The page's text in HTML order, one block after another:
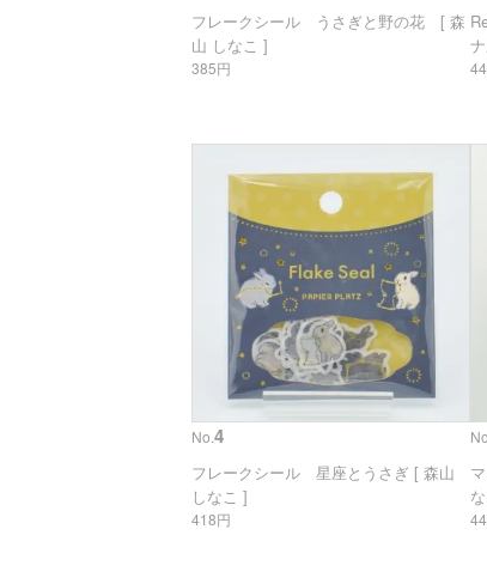
フレークシール うさぎと野の花 [ 森
山 しなこ ]
385円
No. 4
フレークシール 星座とうさぎ [ 森山
しなこ ]
418円
No.